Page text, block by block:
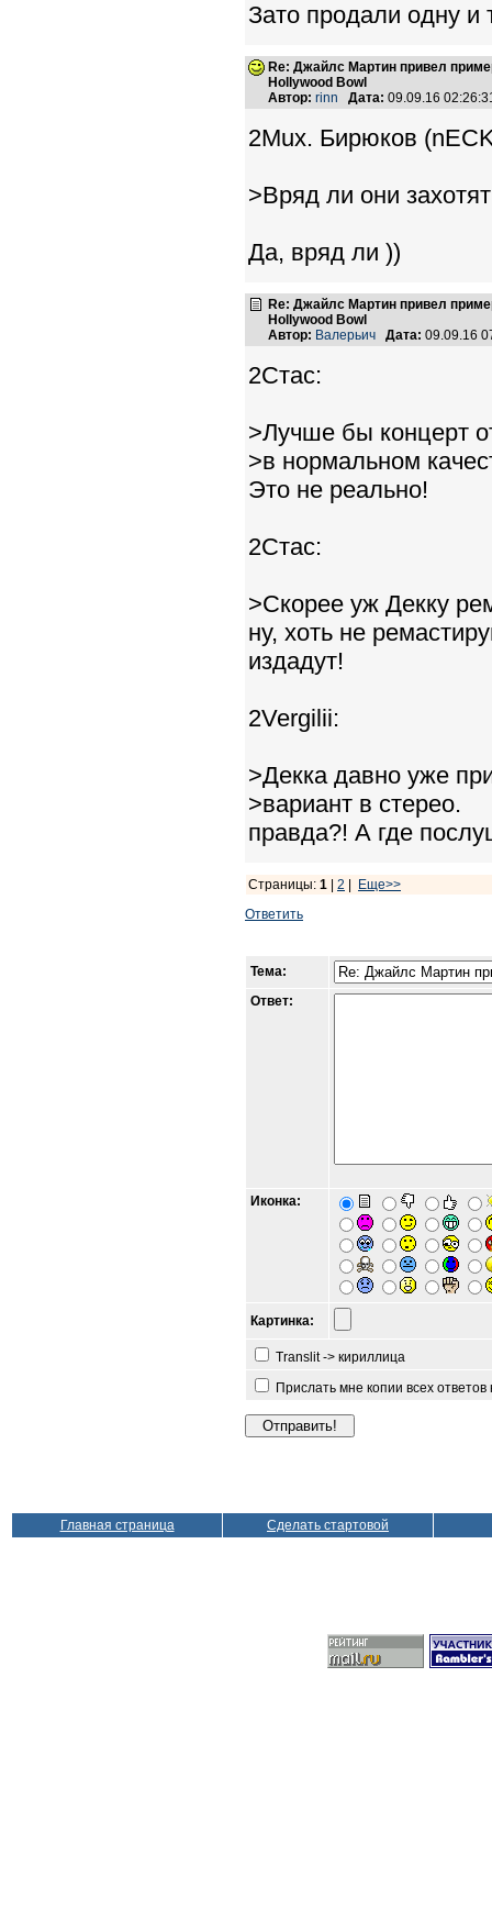
Зато продали одну и
Re: Джайлс Мартин привел
Hollywood Bowl
Автор: rinn Дата: 09.09.16
2Mux. Бирюков
>Вряд ли они
Да, вряд ли ))
Re: Джайлс Мартин привел
Hollywood Bowl
Автор: Валерьич Дата: 09.09.16
2Стас:
>Лучше бы концерт
>в нормальном
Это не реально!
2Стас:
>Скорее уж Декку
ну, хоть не
издадут!
2Vergilii:
>Декка давно уже
>вариант в стерео.
правда?! А где
Страницы: 1 2
Еще>>
Ответить
Тема:
Ответ:
Иконка:
Картинка:
Translit -> кириллица
Прислать мне копии всех
Главная страница Сделать стартовой